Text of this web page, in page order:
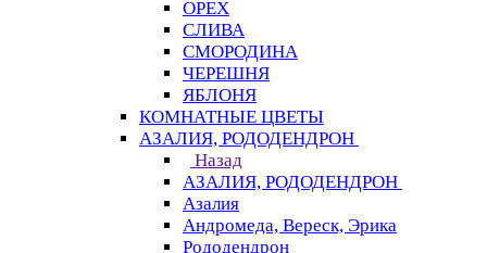
ОРЕХ
СЛИВА
СМОРОДИНА
ЧЕРЕШНЯ
ЯБЛОНЯ
КОМНАТНЫЕ ЦВЕТЫ
АЗАЛИЯ, РОДОДЕНДРОН
Назад
АЗАЛИЯ, РОДОДЕНДРОН
Азалия
Андромеда, Вереск, Эрика
Рододендрон